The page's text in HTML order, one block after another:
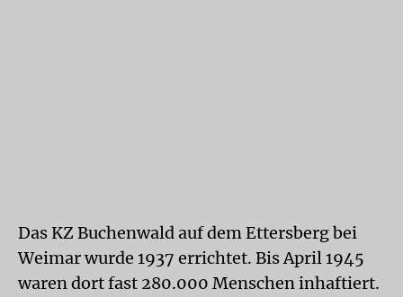
Das KZ Buchenwald auf dem Ettersberg bei
Weimar wurde 1937 errichtet. Bis April 1945
waren dort fast 280.000 Menschen inhaftiert.